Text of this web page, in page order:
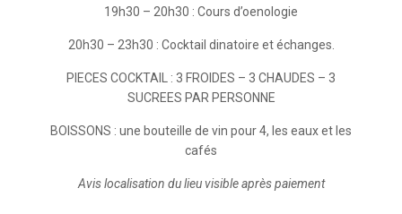
19h30 – 20h30 : Cours d’oenologie
20h30 – 23h30 : Cocktail dinatoire et échanges.
PIECES COCKTAIL : 3 FROIDES – 3 CHAUDES – 3
SUCREES PAR PERSONNE
BOISSONS : une bouteille de vin pour 4, les eaux et les
cafés
Avis localisation du lieu visible après paiement